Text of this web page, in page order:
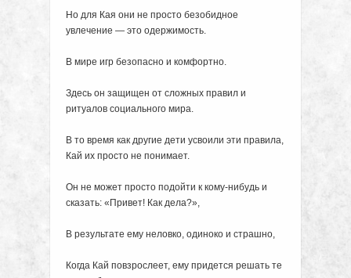
Но для Кая они не просто безобидное
увлечение — это одержимость.
В мире игр безопасно и комфортно.
Здесь он защищен от сложных правил и
ритуалов социального мира.
В то время как другие дети усвоили эти правила,
Кай их просто не понимает.
Он не может просто подойти к кому-нибудь и
сказать: «Привет! Как дела?»,
В результате ему неловко, одиноко и страшно,
Когда Кай повзрослеет, ему придется решать те